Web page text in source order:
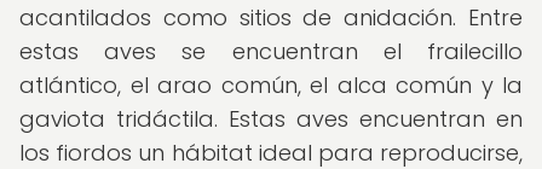
acantilados como sitios de anidación. Entre
estas aves se encuentran el frailecillo
atlántico, el arao común, el alca común y la
gaviota tridáctila. Estas aves encuentran en
los fiordos un hábitat ideal para reproducirse,